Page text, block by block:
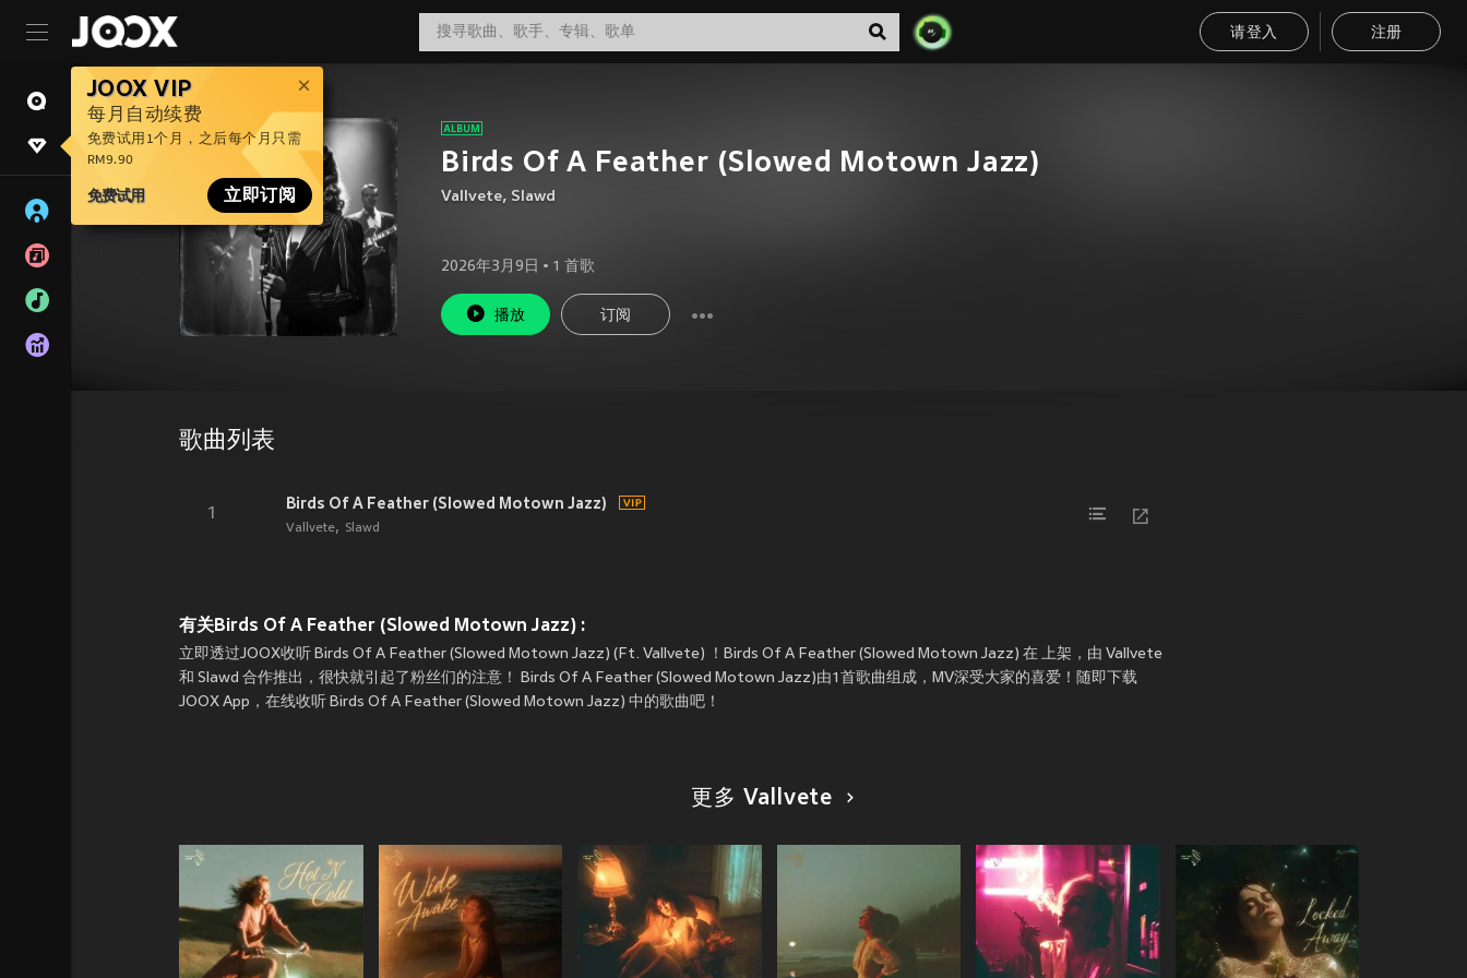
请登入 注册
JOOX VIP
每月自动续费
免费试用1个月，之后每个月只需
RM9.90
免费试用 立即订阅
Birds Of A Feather (Slowed Motown Jazz)
Vallvete, Slawd
2026年3月9日 • 1 首歌
播放 订阅
歌曲列表
1
Birds Of A Feather (Slowed Motown Jazz)
Vallvete Slawd
有关Birds Of A Feather (Slowed Motown Jazz) :
立即透过JOOX收听 Birds Of A Feather (Slowed Motown Jazz) (Ft. Vallvete) ！Birds Of A Feather (Slowed Motown Jazz) 在 上架，由 Vallvete
和 Slawd 合作推出，很快就引起了粉丝们的注意！ Birds Of A Feather (Slowed Motown Jazz)由1首歌曲组成，MV深受大家的喜爱！随即下载
JOOX App，在线收听 Birds Of A Feather (Slowed Motown Jazz) 中的歌曲吧！
更多 Vallvete